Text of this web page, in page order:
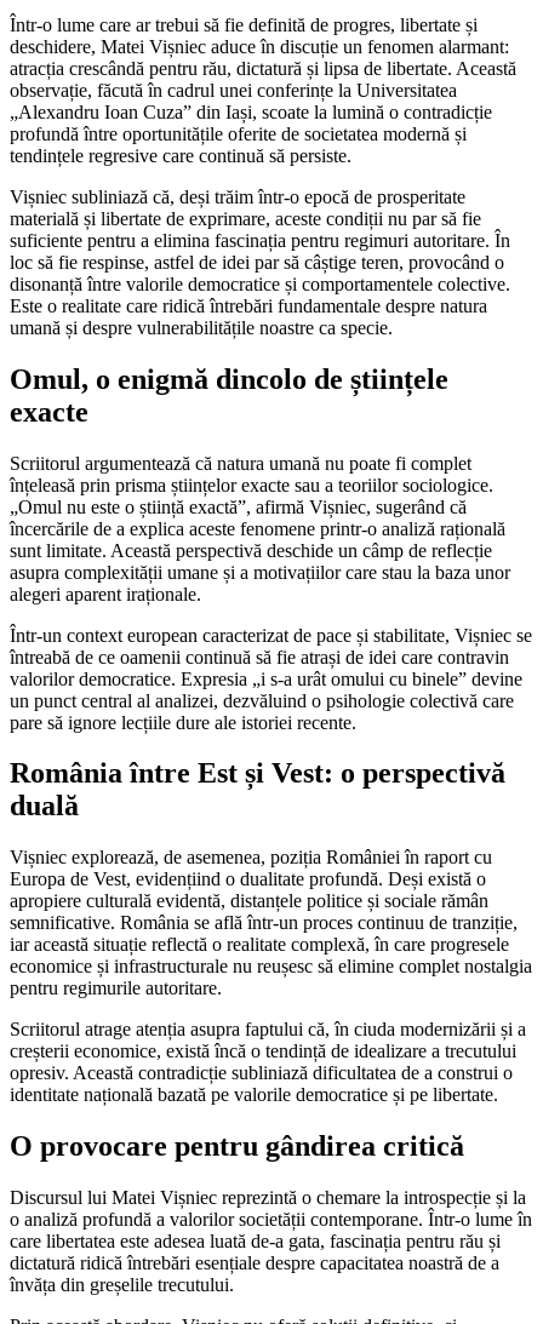
Într-o lume care ar trebui să fie definită de progres, libertate și
deschidere, Matei Vișniec aduce în discuție un fenomen alarmant:
atracția crescândă pentru rău, dictatură și lipsa de libertate. Această
observație, făcută în cadrul unei conferințe la Universitatea
„Alexandru Ioan Cuza” din Iași, scoate la lumină o contradicție
profundă între oportunitățile oferite de societatea modernă și
tendințele regresive care continuă să persiste.
Vișniec subliniază că, deși trăim într-o epocă de prosperitate
materială și libertate de exprimare, aceste condiții nu par să fie
suficiente pentru a elimina fascinația pentru regimuri autoritare. În
loc să fie respinse, astfel de idei par să câștige teren, provocând o
disonanță între valorile democratice și comportamentele colective.
Este o realitate care ridică întrebări fundamentale despre natura
umană și despre vulnerabilitățile noastre ca specie.
Omul, o enigmă dincolo de științele
exacte
Scriitorul argumentează că natura umană nu poate fi complet
înțeleasă prin prisma științelor exacte sau a teoriilor sociologice.
„Omul nu este o știință exactă”, afirmă Vișniec, sugerând că
încercările de a explica aceste fenomene printr-o analiză rațională
sunt limitate. Această perspectivă deschide un câmp de reflecție
asupra complexității umane și a motivațiilor care stau la baza unor
alegeri aparent iraționale.
Într-un context european caracterizat de pace și stabilitate, Vișniec se
întreabă de ce oamenii continuă să fie atrași de idei care contravin
valorilor democratice. Expresia „i s-a urât omului cu binele” devine
un punct central al analizei, dezvăluind o psihologie colectivă care
pare să ignore lecțiile dure ale istoriei recente.
România între Est și Vest: o perspectivă
duală
Vișniec explorează, de asemenea, poziția României în raport cu
Europa de Vest, evidențiind o dualitate profundă. Deși există o
apropiere culturală evidentă, distanțele politice și sociale rămân
semnificative. România se află într-un proces continuu de tranziție,
iar această situație reflectă o realitate complexă, în care progresele
economice și infrastructurale nu reușesc să elimine complet nostalgia
pentru regimurile autoritare.
Scriitorul atrage atenția asupra faptului că, în ciuda modernizării și a
creșterii economice, există încă o tendință de idealizare a trecutului
opresiv. Această contradicție subliniază dificultatea de a construi o
identitate națională bazată pe valorile democratice și pe libertate.
O provocare pentru gândirea critică
Discursul lui Matei Vișniec reprezintă o chemare la introspecție și la
o analiză profundă a valorilor societății contemporane. Într-o lume în
care libertatea este adesea luată de-a gata, fascinația pentru rău și
dictatură ridică întrebări esențiale despre capacitatea noastră de a
învăța din greșelile trecutului.